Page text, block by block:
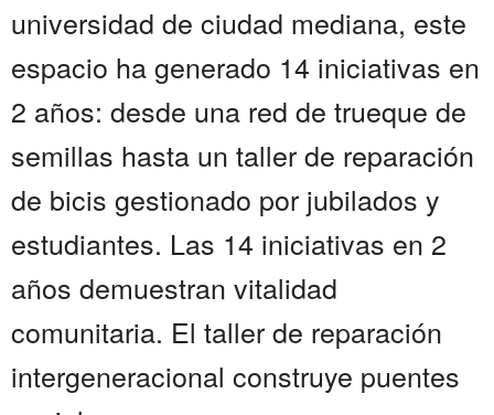
universidad de ciudad mediana, este
espacio ha generado 14 iniciativas en
2 años: desde una red de trueque de
semillas hasta un taller de reparación
de bicis gestionado por jubilados y
estudiantes. Las 14 iniciativas en 2
años demuestran vitalidad
comunitaria. El taller de reparación
intergeneracional construye puentes